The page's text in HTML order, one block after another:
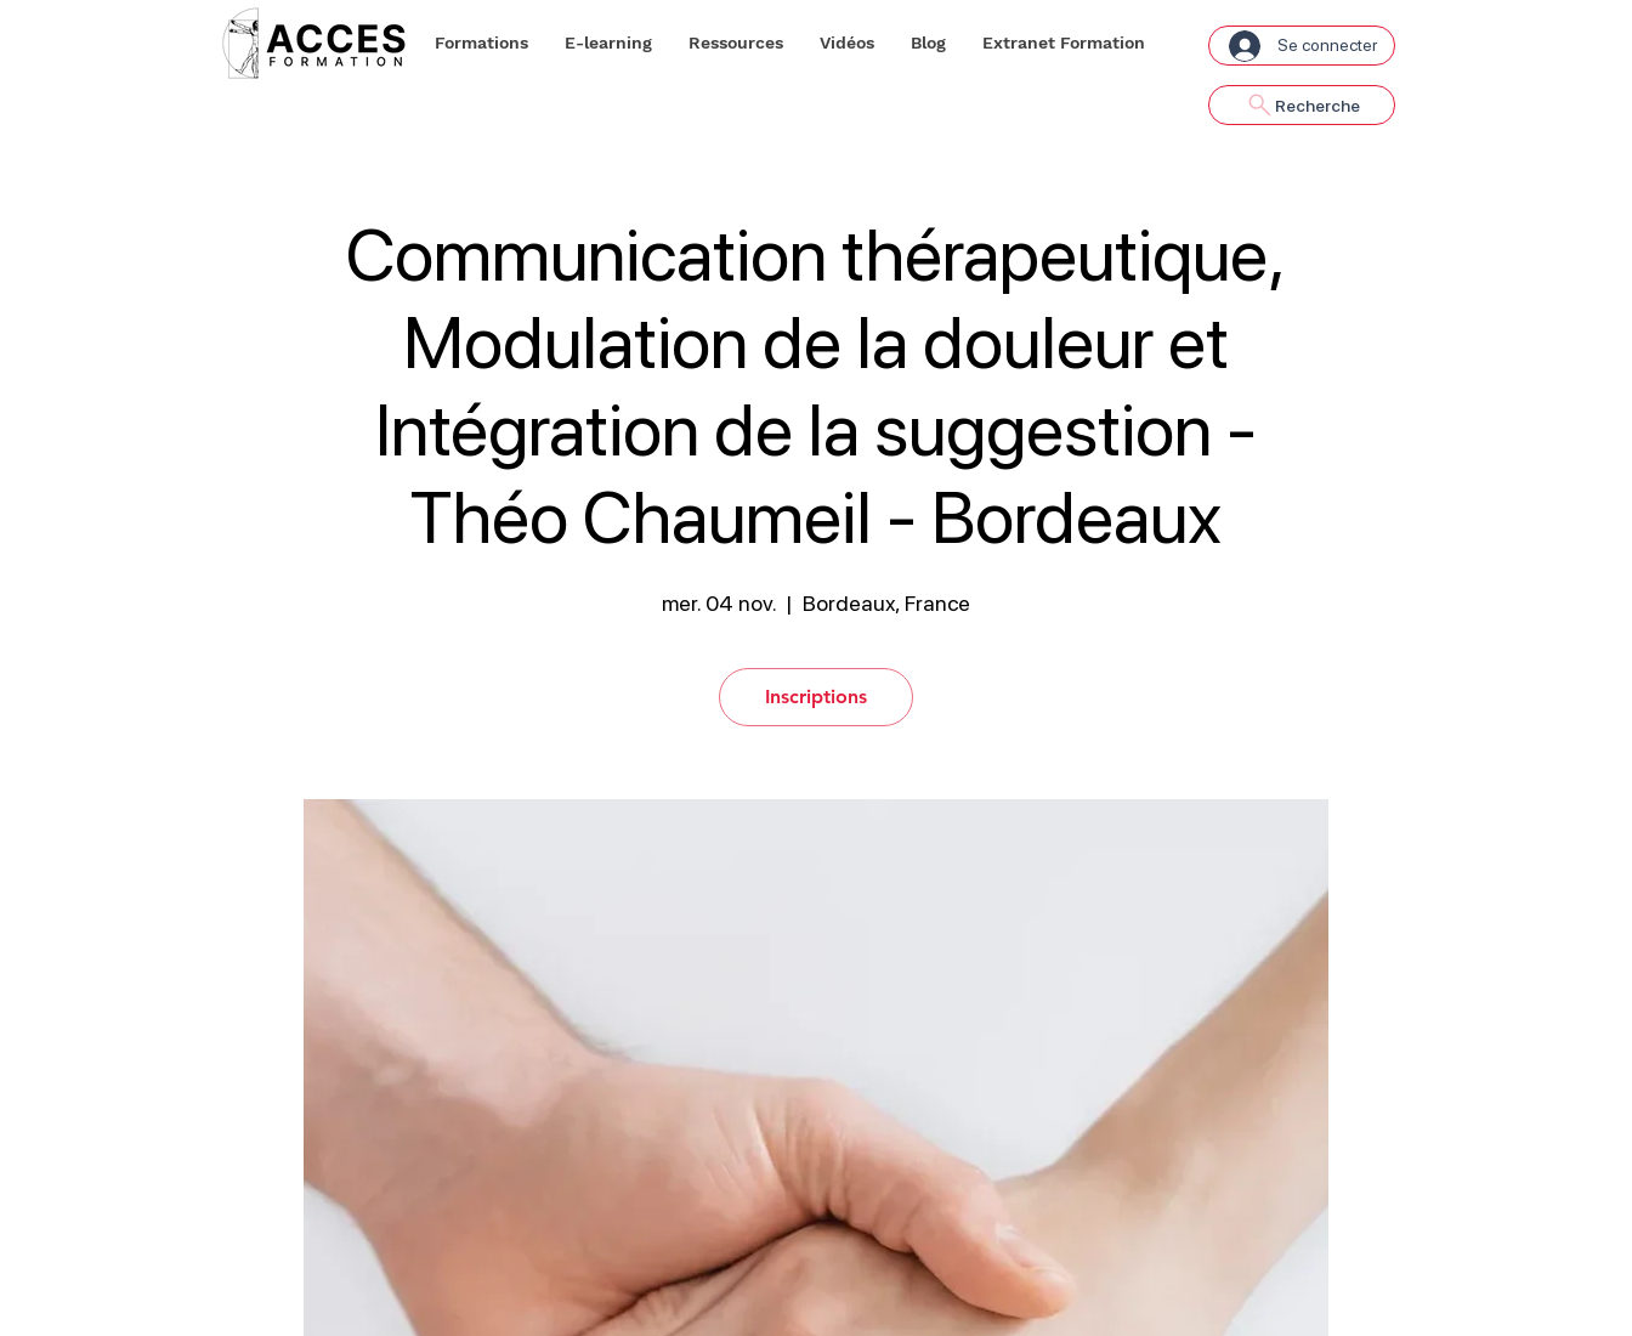
Formations E-learning Ressources Vidéos Blog Extranet Formation Se connecter
Recherche
Communication thérapeutique,
Modulation de la douleur et
Intégration de la suggestion -
Théo Chaumeil - Bordeaux
mer. 04 nov.
  |
Bordeaux, France
Inscriptions